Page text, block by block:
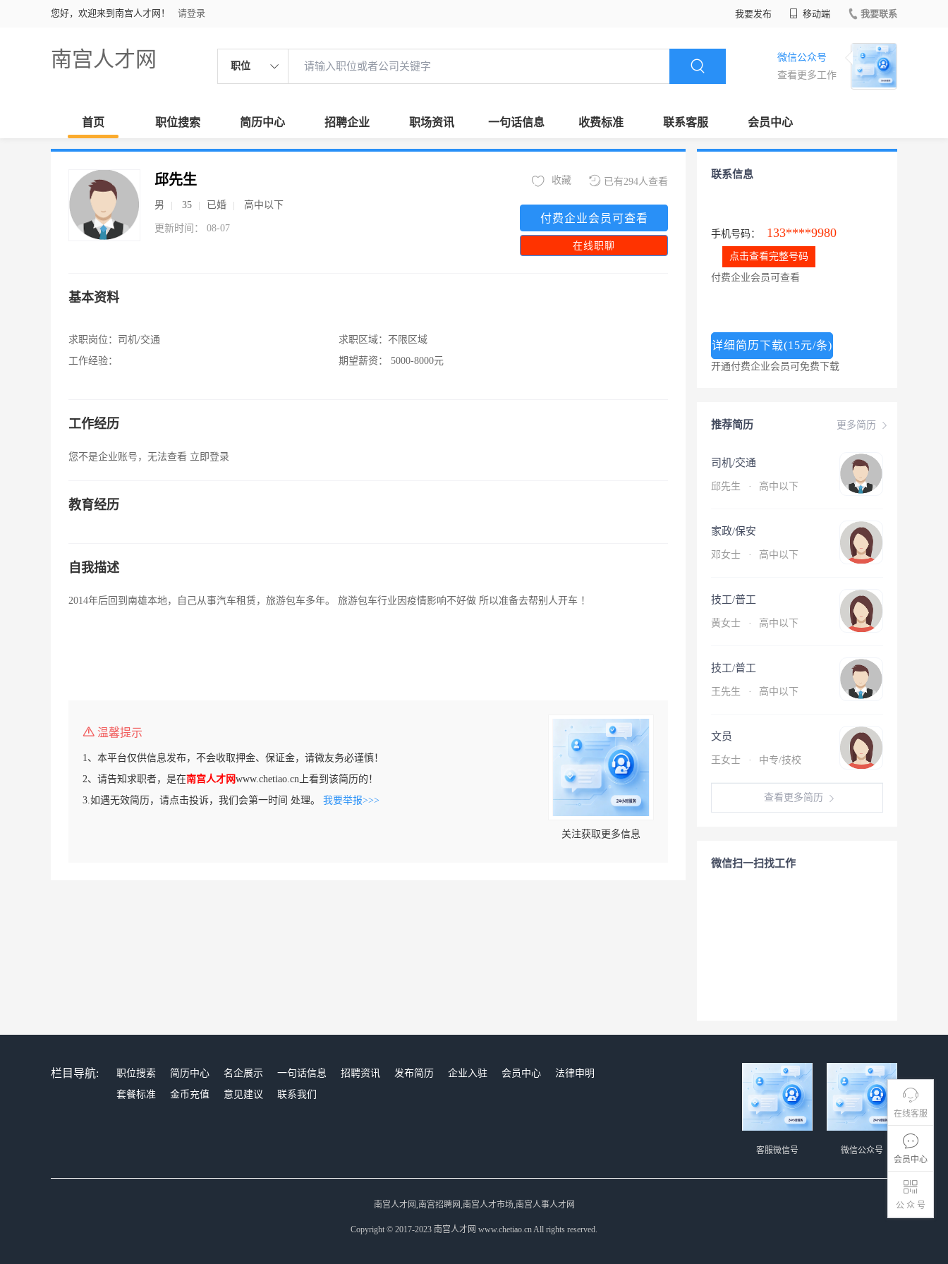
您好，欢迎来到南宫人才网！ 请登录 我要发布 移动端 我要联系
南宫人才网 职位
微信公众号
查看更多工作
首页 职位搜索 简历中心 招聘企业 职场资讯 一句话信息 收费标准 联系客服 会员中心
在线客服
会员中心
公 众 号
邱先生
男 35 已婚 高中以下
更新时间： 08-07
已有294人查看
收藏
付费企业会员可查看
在线职聊
基本资料
求职岗位： 司机/交通
工作经验：
求职区域： 不限区域
期望薪资：
5000-8000元
工作经历
您不是企业账号，无法查看 立即登录
教育经历
自我描述
2014年后回到南雄本地，自己从事汽车租赁，旅游包车多年。 旅游包车行业因疫情影响不好做 所以准备去帮别人开车 ！
温馨提示
1、本平台仅供信息发布，不会收取押金、保证金，请微友务必谨慎！
2、请告知求职者，是在南宫人才网www.chetiao.cn上看到该简历的！
3.如遇无效简历，请点击投诉，我们会第一时间 处理。 我要举报>>>
关注获取更多信息
联系信息
手机号码： 133****9980
点击查看完整号码
付费企业会员可查看
详细简历下载(15元/条)
开通付费企业会员可免费下载
更多简历
推荐简历
司机/交通
邱先生 · 高中以下
家政/保安
邓女士 · 高中以下
技工/普工
黄女士 · 高中以下
技工/普工
王先生 · 高中以下
文员
王女士 · 中专/技校
查看更多简历
微信扫一扫找工作
栏目导航: 职位搜索 简历中心 名企展示 一句话信息 招聘资讯 发布简历 企业入驻 会员中心
法律申明
套餐标准
金币充值 意见建议 联系我们
微信公众号
客服微信号
南宫人才网,南宫招聘网,南宫人才市场,南宫人事人才网
Copyright © 2017-2023 南宫人才网 www.chetiao.cn All rights reserved.